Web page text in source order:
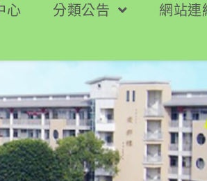
心 分類公告
網站連